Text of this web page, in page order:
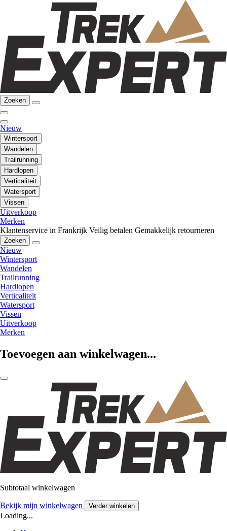
Zoeken
Nieuw
Wintersport
Wandelen
Trailrunning
Hardlopen
Verticaliteit
Watersport
Vissen
Uitverkoop
Merken
Klantenservice in Frankrijk Veilig betalen Gemakkelijk retourneren
Zoeken
Nieuw
Wintersport
Wandelen
Trailrunning
Hardlopen
Verticaliteit
Watersport
Vissen
Uitverkoop
Merken
Toevoegen aan winkelwagen...
Subtotaal winkelwagen
Bekijk mijn winkelwagen Verder winkelen
Loading...